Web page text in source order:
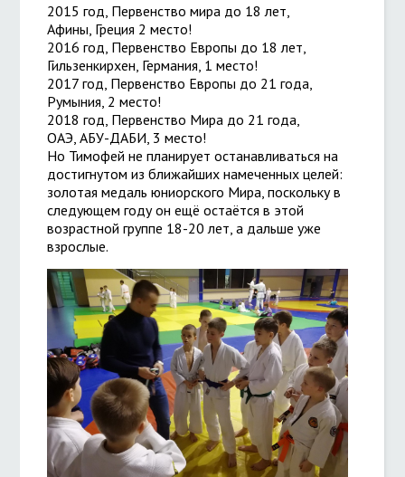
2015 год, Первенство мира до 18 лет,
Афины, Греция 2 место!
2016 год, Первенство Европы до 18 лет,
Гильзенкирхен, Германия, 1 место!
2017 год, Первенство Европы до 21 года,
Румыния, 2 место!
2018 год, Первенство Мира до 21 года,
ОАЭ, АБУ-ДАБИ, 3 место!
Но Тимофей не планирует останавливаться на
достигнутом из ближайших намеченных целей:
золотая медаль юниорского Мира, поскольку в
следующем году он ещё остаётся в этой
возрастной группе 18-20 лет, а дальше уже
взрослые.